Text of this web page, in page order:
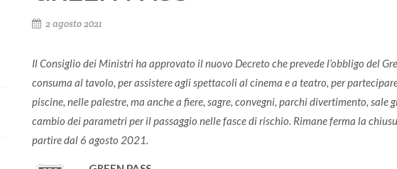
2 agosto 2021
Il Consiglio dei Ministri ha approvato il nuovo Decreto che prevede l’obbligo del
consuma al tavolo, per assistere agli spettacoli al cinema e a teatro, per
piscine, nelle palestre, ma anche a fiere, sagre, convegni, parchi divertimento,
cambio dei parametri per il passaggio nelle fasce di rischio. Rimane ferma la
partire dal 6 agosto 2021.